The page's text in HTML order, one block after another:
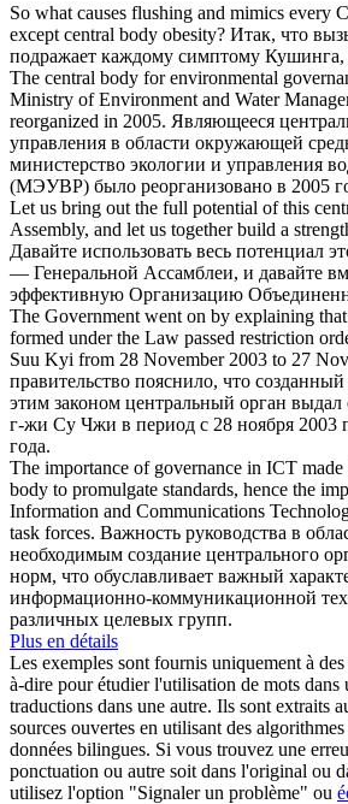
So what causes flushing and mimics every
except central body obesity? Итак, что
подражает каждому симптому
The central body for environmental
Ministry of Environment and Water
reorganized in 2005. Являющееся
управления в области окружающей
министерство экологии и управления
(МЭУВР) было реорганизовано в 2005
Let us bring out the full potential of this
Assembly, and let us together build a
Давайте использовать весь потенциал
— Генеральной Ассамблеи, и давайте
эффективную Организацию
The Government went on by explaining
formed under the Law passed restriction
Suu Kyi from 28 November 2003 to 27
правительство пояснило, что созданный
этим законом центральный орган выдал
г-жи Су Чжи в период с 28 ноября 2003
года.
The importance of governance in ICT
body to promulgate standards, hence the
Information and Communications
task forces. Важность руководства в
необходимым создание центрального
норм, что обуславливает важный
информационно-коммуникационной
различных целевых групп.
Plus en détails
Les exemples sont fournis uniquement à
à-dire pour étudier l'utilisation de mots dans
traductions dans une autre. Ils sont extraits
sources ouvertes en utilisant des
données bilingues. Si vous trouvez une
ponctuation ou autre soit dans l'original ou
utilisez l'option "Signaler un problème" ou